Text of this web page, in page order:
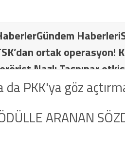
ortak operasyon!
Nazlı Taşpınar
MİT ve TSK’dan
.
ARANAN